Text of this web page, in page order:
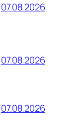
07.08.2026
07.08.2026
07.08.2026